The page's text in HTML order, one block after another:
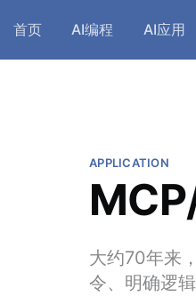
首页 AI编程 AI应用
APPLICATION
大约70年来
令、明确逻